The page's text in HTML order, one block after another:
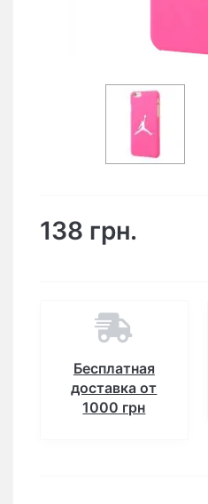
138 грн.
Бесплатная
доставка от
1000 грн